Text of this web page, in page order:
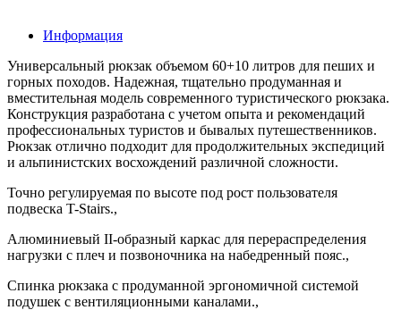
Информация
Универсальный рюкзак объемом 60+10 литров для пеших и
горных походов. Надежная, тщательно продуманная и
вместительная модель современного туристического рюкзака.
Конструкция разработана с учетом опыта и рекомендаций
профессиональных туристов и бывалых путешественников.
Рюкзак отлично подходит для продолжительных экспедиций
и альпинистских восхождений различной сложности.
Точно регулируемая по высоте под рост пользователя
подвеска T-Stairs.,
Алюминиевый II-образный каркас для перераспределения
нагрузки с плеч и позвоночника на набедренный пояс.,
Спинка рюкзака с продуманной эргономичной системой
подушек с вентиляционными каналами.,